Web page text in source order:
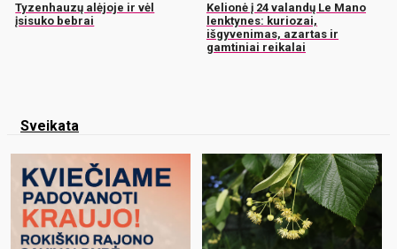
Tyzenhauzų alėjoje ir vėl
įsisuko bebrai
Kelionė į 24 valandų Le Mano
lenktynes: kuriozai,
išgyvenimas, azartas ir
gamtiniai reikalai
Sveikata